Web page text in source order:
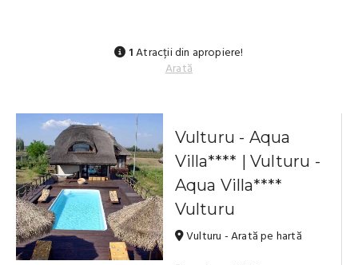
1Atracții din apropiere!
Arată
Vulturu - Aqua
Villa**** | Vulturu -
Aqua Villa****
Vulturu
Vulturu - Arată pe hartă